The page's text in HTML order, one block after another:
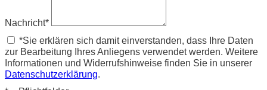
Nachricht*
*Sie erklären sich damit einverstanden, dass Ihre Daten
zur Bearbeitung Ihres Anliegens verwendet werden. Weitere
Informationen und Widerrufshinweise finden Sie in unserer
Datenschutzerklärung.